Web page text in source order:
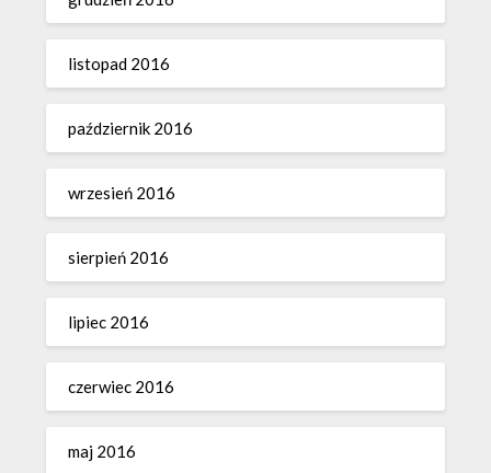
listopad 2016
październik 2016
wrzesień 2016
sierpień 2016
lipiec 2016
czerwiec 2016
maj 2016